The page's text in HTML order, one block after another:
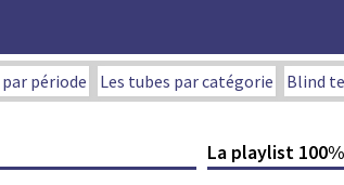
période Les tubes par catégorie Blind
La playlist